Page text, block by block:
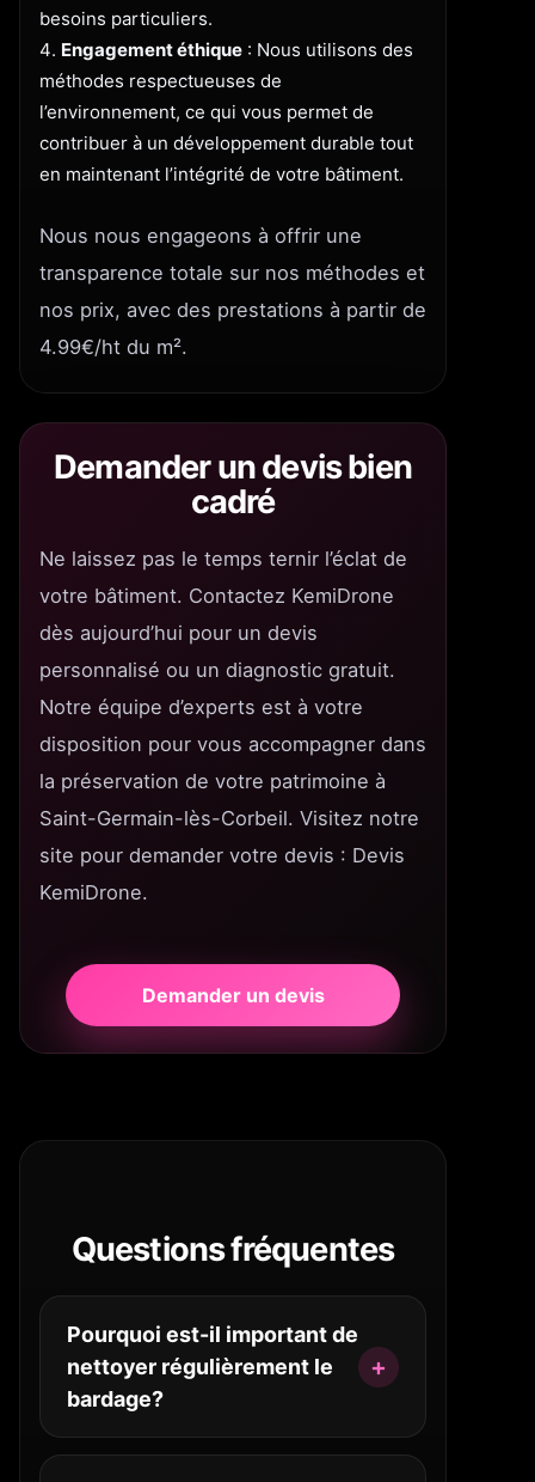
besoins particuliers.
Engagement éthique : Nous utilisons des
méthodes respectueuses de
l’environnement, ce qui vous permet de
contribuer à un développement durable tout
en maintenant l’intégrité de votre bâtiment.
Nous nous engageons à offrir une
transparence totale sur nos méthodes et
nos prix, avec des prestations à partir de
4.99€/ht du m².
Demander un devis bien
cadré
Ne laissez pas le temps ternir l’éclat de
votre bâtiment. Contactez KemiDrone
dès aujourd’hui pour un devis
personnalisé ou un diagnostic gratuit.
Notre équipe d’experts est à votre
disposition pour vous accompagner dans
la préservation de votre patrimoine à
Saint-Germain-lès-Corbeil. Visitez notre
site pour demander votre devis : Devis
KemiDrone.
Demander un devis
Questions fréquentes
Pourquoi est-il important de
nettoyer régulièrement le
bardage?